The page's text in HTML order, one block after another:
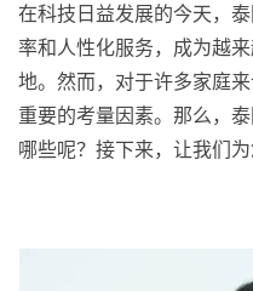
在科技日益发展的今天，
率和人性化服务，成为越
地。然而，对于许多家庭
重要的考量因素。那么，
哪些呢？接下来，让我们为